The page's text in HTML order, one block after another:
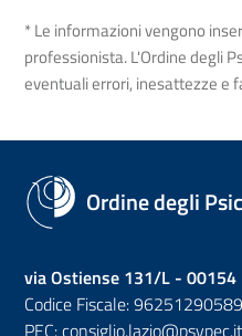
* Le informazioni vengono
professionista. L'Ordine degli
eventuali errori, inesattezze e
Ordine degli
via Ostiense 131/L - 00154
Codice Fiscale: 96251290589
PEC:consiglio.lazio@psypec.it